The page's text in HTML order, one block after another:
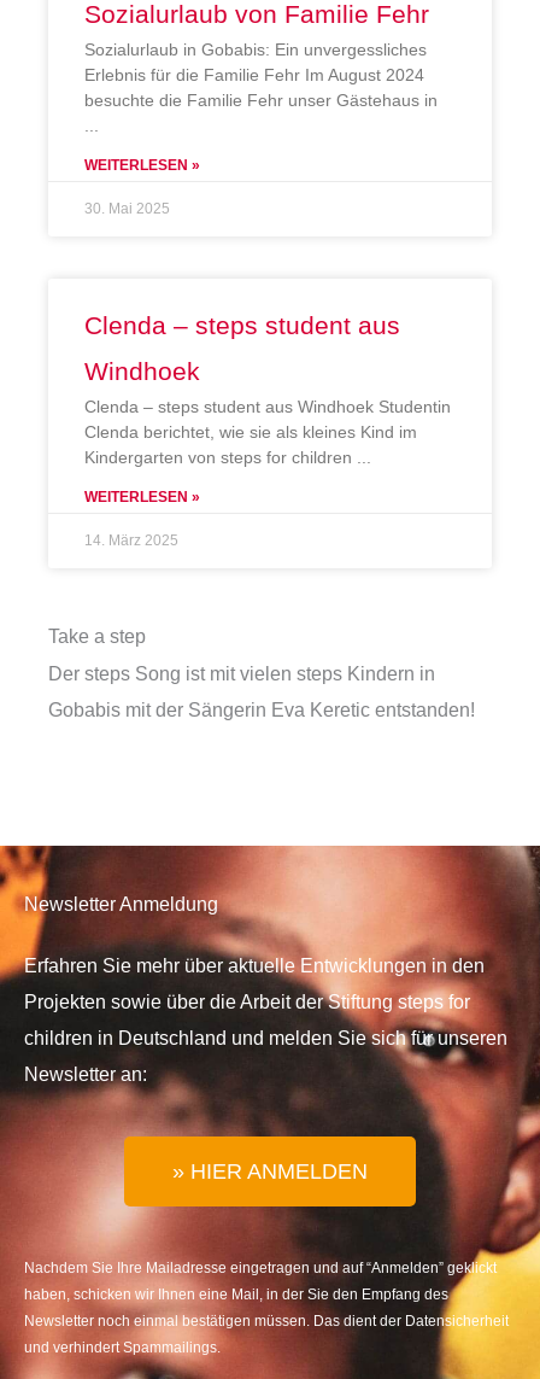
Sozialurlaub von Familie Fehr
Sozialurlaub in Gobabis: Ein unvergessliches
Erlebnis für die Familie Fehr Im August 2024
besuchte die Familie Fehr unser Gästehaus in
WEITERLESEN »
30. Mai 2025
Clenda – steps student aus
Windhoek
Clenda – steps student aus Windhoek Studentin
Clenda berichtet, wie sie als kleines Kind im
Kindergarten von steps for children
WEITERLESEN »
14. März 2025
Take a step
Der steps Song ist mit vielen steps Kindern in
Gobabis mit der Sängerin Eva Keretic entstanden!
Newsletter Anmeldung
Erfahren Sie mehr über aktuelle Entwicklungen in den
Projekten sowie über die Arbeit der Stiftung steps for
children in Deutschland und melden Sie sich für unseren
Newsletter an:
» HIER ANMELDEN
Nachdem Sie Ihre Mailadresse eingetragen und auf “Anmelden” geklickt
haben, schicken wir Ihnen eine Mail, in der Sie den Empfang des
Newsletter noch einmal bestätigen müssen. Das dient der Datensicherheit
und verhindert Spammailings.